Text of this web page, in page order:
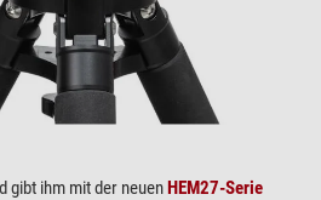
gibt ihm mit der neuenHEM27-Serie